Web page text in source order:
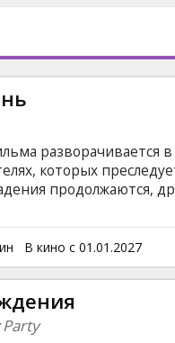
разворачивается
которых
продолжаются,
латышском и русском
В кино с 01.01.2027